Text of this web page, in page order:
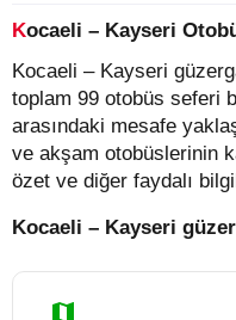
Kocaeli – Kayseri
Kocaeli – Kayseri
toplam 99 otobüs seferi
arasındaki mesafe
ve akşam otobüslerinin
özet ve diğer faydalı
Kocaeli – Kayseri